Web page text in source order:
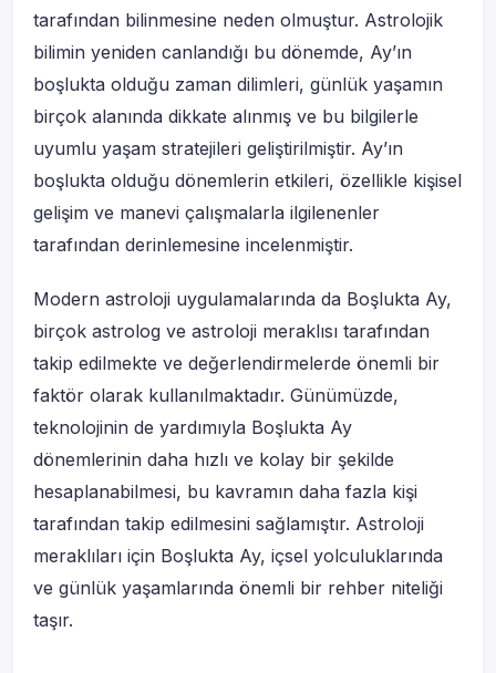
tarafından bilinmesine neden olmuştur. Astrolojik
bilimin yeniden canlandığı bu dönemde, Ay’ın
boşlukta olduğu zaman dilimleri, günlük yaşamın
birçok alanında dikkate alınmış ve bu bilgilerle
uyumlu yaşam stratejileri geliştirilmiştir. Ay’ın
boşlukta olduğu dönemlerin etkileri, özellikle kişisel
gelişim ve manevi çalışmalarla ilgilenenler
tarafından derinlemesine incelenmiştir.
Modern astroloji uygulamalarında da Boşlukta Ay,
birçok astrolog ve astroloji meraklısı tarafından
takip edilmekte ve değerlendirmelerde önemli bir
faktör olarak kullanılmaktadır. Günümüzde,
teknolojinin de yardımıyla Boşlukta Ay
dönemlerinin daha hızlı ve kolay bir şekilde
hesaplanabilmesi, bu kavramın daha fazla kişi
tarafından takip edilmesini sağlamıştır. Astroloji
meraklıları için Boşlukta Ay, içsel yolculuklarında
ve günlük yaşamlarında önemli bir rehber niteliği
taşır.